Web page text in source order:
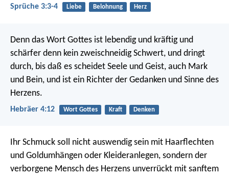
Sprüche 3:3-4 Liebe Belohnung Herz
Denn das Wort Gottes ist lebendig und kräftig und
schärfer denn kein zweischneidig Schwert, und dringt
durch, bis daß es scheidet Seele und Geist, auch Mark
und Bein, und ist ein Richter der Gedanken und Sinne des
Herzens.
Hebräer 4:12 Wort Gottes Kraft Denken
Ihr Schmuck soll nicht auswendig sein mit Haarflechten
und Goldumhängen oder Kleideranlegen, sondern der
verborgene Mensch des Herzens unverrückt mit sanftem